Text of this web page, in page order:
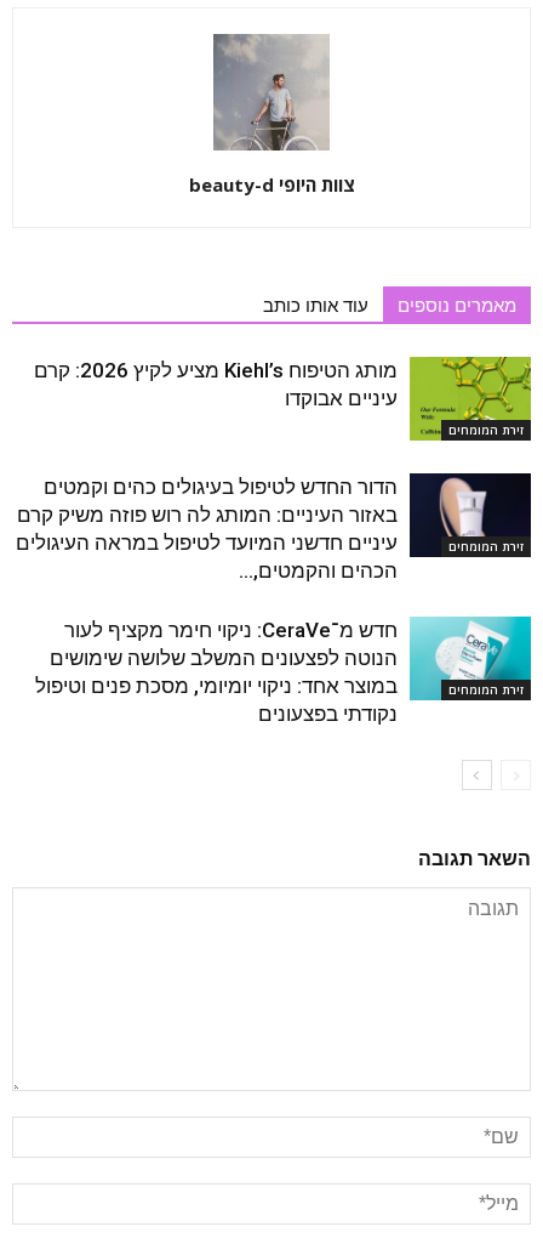
צוות היופי beauty-d
מאמרים נוספים עוד אותו כותב
זירת המומחים
מותג הטיפוח Kiehl’s מציע לקיץ 2026: קרם
עיניים אבוקדו
זירת המומחים
הדור החדש לטיפול בעיגולים כהים וקמטים
באזור העיניים: המותג לה רוש פוזה משיק קרם
עיניים חדשני המיועד לטיפול במראה העיגולים
הכהים והקמטים,...
זירת המומחים
חדש מ־CeraVe: ניקוי חימר מקציף לעור
הנוטה לפצעונים המשלב שלושה שימושים
במוצר אחד: ניקוי יומיומי, מסכת פנים וטיפול
נקודתי בפצעונים
השאר תגובה